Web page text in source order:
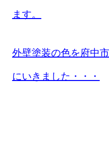
ます。
外壁塗装の色を府中
にいきました・・・